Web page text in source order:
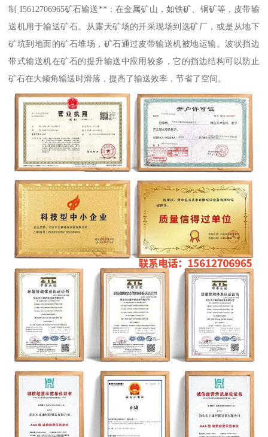
制 I5612706965矿石输送**：在金属矿山，如铁矿、铜矿等，皮带输
送机用于输送矿石。从露天矿场的开采现场到选矿厂，或是从地下
矿坑到地面的矿石堆场，矿石通过皮带输送机被地运输。波状挡边
带式输送机在矿石的提升输送中应用较多，它的挡边结构可以防止
矿石在大倾角输送时滑落，提高了输送效率，节省了空间。